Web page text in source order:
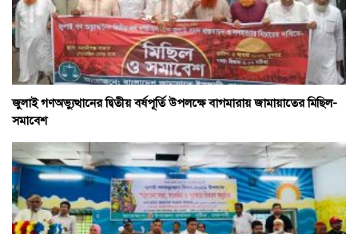
জুলাই গণঅভ্যুত্থানের দ্বিতীয় বর্ষপূর্তি উপলক্ষে বাগমারায় জামায়াতের মিছিল-
সমাবেশ